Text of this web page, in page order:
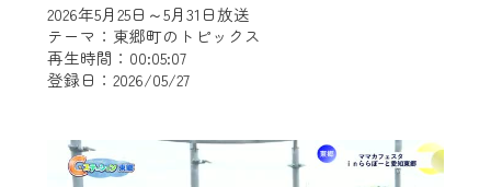
2026年5月25日～5月31日放送
テーマ：東郷町のトピックス
再生時間：00:05:07
登録日：2026/05/27